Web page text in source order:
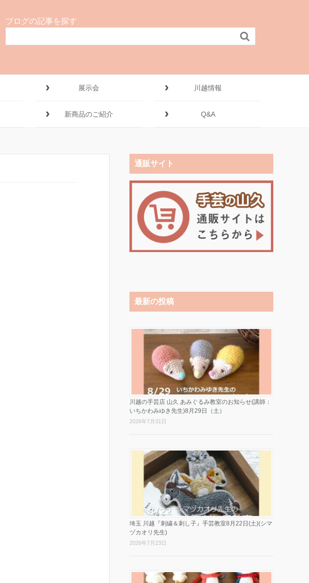
ブログの記事を探す

展示会 川越情報
新商品のご紹介 Q&A
通販サイト
最新の投稿
川越の手芸店 山久 あみぐるみ教室のお知らせ(講師：
いちかわみゆき先生)8月29日（土）
2026年7月31日
埼玉 川越『刺繍＆刺し子』手芸教室8月22日(土)(シマ
ヅカオリ先生)
2026年7月23日